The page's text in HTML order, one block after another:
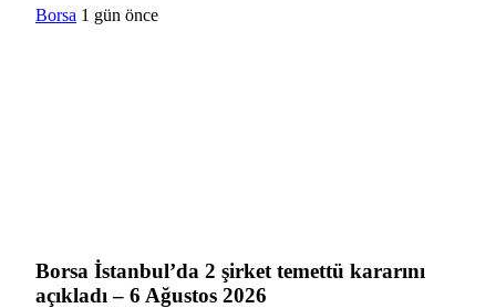
Borsa 1 gün önce
Borsa İstanbul’da 2 şirket temettü kararını
açıkladı – 6 Ağustos 2026